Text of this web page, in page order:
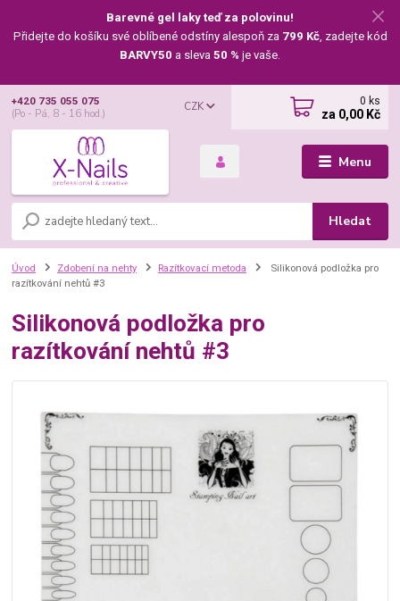
Barevné gel laky teď za polovinu!
Přidejte do košíku své oblíbené odstíny alespoň za 799 Kč, zadejte kód
BARVY50 a sleva 50 % je vaše.
Menu
CZK
Hledat
+420 735 055 075
(Po - Pá, 8 - 16 hod.)
0 ks
za 0,00 Kč
Úvod Zdobení na nehty Razítkovací metoda
Silikonová podložka pro
razítkování nehtů #3
Silikonová podložka pro
razítkování nehtů #3